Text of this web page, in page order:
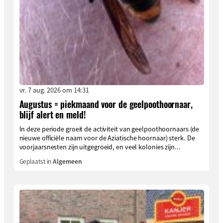
vr. 7 aug. 2026 om 14:31
Augustus = piekmaand voor de geelpoothoornaar,
blijf alert en meld!
In deze periode groeit de activiteit van geelpoothoornaars (de
nieuwe officiële naam voor de Aziatische hoornaar) sterk. De
voorjaarsnesten zijn uitgegroeid, en veel kolonies zijn...
Geplaatst inAlgemeen